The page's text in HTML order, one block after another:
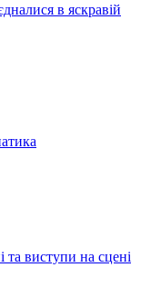
в яскравій
та виступи на сцені